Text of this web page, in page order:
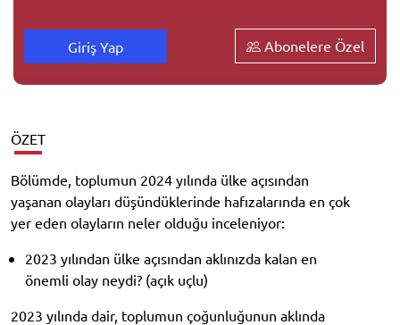
Giriş Yap Abonelere Özel
ÖZET
Bölümde, toplumun 2024 yılında ülke açısından
yaşanan olayları düşündüklerinde hafızalarında en çok
yer eden olayların neler olduğu inceleniyor:
2023 yılından ülke açısından aklınızda kalan en
önemli olay neydi? (açık uçlu)
2023 yılında dair, toplumun çoğunluğunun aklında